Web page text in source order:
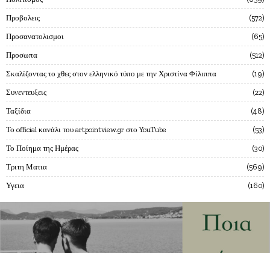
Προβολεις 572
Προσανατολισμοι 65
Προσωπα 512
Σκαλίζοντας το χθες στον ελληνικό τύπο με την Χριστίνα Φίλιππα 19
Συνεντευξεις 22
Ταξίδια 48
Το official κανάλι του artpointview.gr στο YouTube 53
Το Ποίημα της Ημέρας 30
Τριτη Ματια 569
Υγεια 160